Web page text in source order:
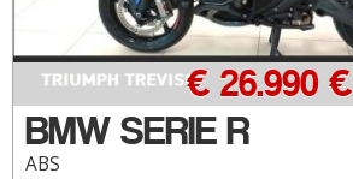
BMW SERIE R
ABS
€ 26.990 €